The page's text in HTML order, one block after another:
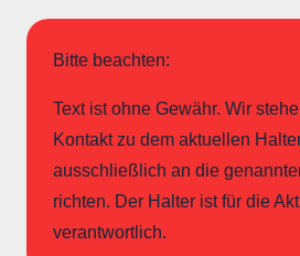
Bitte beachten:
Text ist ohne Gewähr. Wir
Kontakt zu dem aktuellen
ausschließlich an die
richten. Der Halter ist für die
verantwortlich.